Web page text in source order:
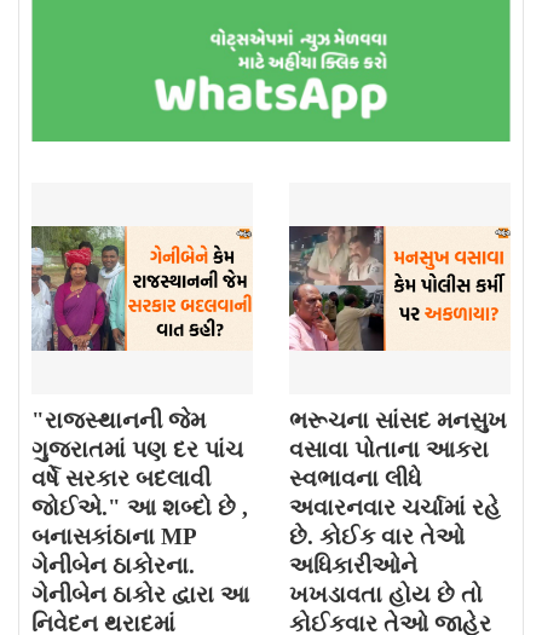
"રાજસ્થાનની જેમ
ગુજરાતમાં પણ દર પાંચ
વર્ષે સરકાર બદલાવી
જોઈએ." આ શબ્દો છે ,
બનાસકાંઠાના MP
ગેનીબેન ઠાકોરના.
ગેનીબેન ઠાકોર દ્વારા આ
નિવેદન થરાદમાં
ભરૂચના સાંસદ મનસુખ
વસાવા પોતાના આકરા
સ્વભાવના લીધે
અવારનવાર ચર્ચામાં રહે
છે. કોઈક વાર તેઓ
અધિકારીઓને
ખખડાવતા હોય છે તો
કોઈકવાર તેઓ જાહેર